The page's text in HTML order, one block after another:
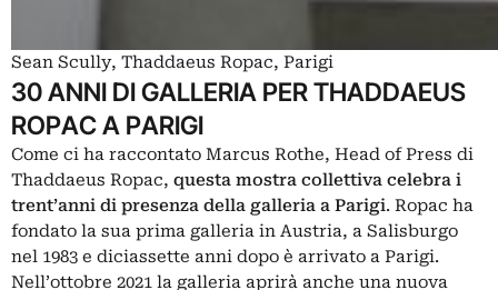
Sean Scully, Thaddaeus Ropac, Parigi
30 ANNI DI GALLERIA PER THADDAEUS
ROPAC A PARIGI
Come ci ha raccontato Marcus Rothe, Head of Press di
Thaddaeus Ropac, questa mostra collettiva celebra i
trent’anni di presenza della galleria a Parigi. Ropac ha
fondato la sua prima galleria in Austria, a Salisburgo
nel 1983 e diciassette anni dopo è arrivato a Parigi.
Nell’ottobre 2021 la galleria aprirà anche una nuova